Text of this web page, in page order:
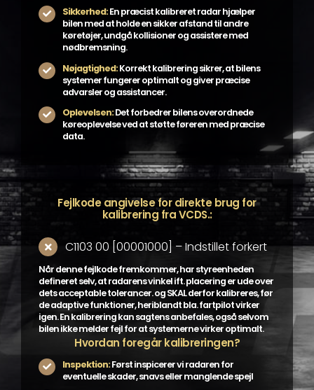
Sikkerhed:En præcist kalibreret radar hjælper
bilen med at holde en sikker afstand til andre
køretøjer, undgå kollisioner og assistere med
nødbremsning.
Nøjagtighed:Korrekt kalibrering sikrer, at bilens
systemer fungerer optimalt og giver præcise
advarsler og assistancer.
Oplevelsen:Det forbedrer bilens overordnede
køreoplevelse ved at støtte føreren med præcise
data.
Fejlkode angivelse for direkte brug for
kalibrering fra VCDS.:
C1103 00 [00001000] – Indstillet forkert
Når denne fejlkode fremkommer, har styreenheden
defineret selv, at radarens vinkel ift. placering er ude over
dets acceptable tolerancer. og SKAL derfor kalibreres, før
de adaptive funktioner, heriblandt bla. fartpilot virker
igen. En kalibrering kan sagtens anbefales, også selvom
bilen ikke melder fejl for at systemerne virker optimalt.
Hvordan foregår kalibreringen?
Inspektion:Først inspicerer vi radaren for
eventuelle skader, snavs eller manglende spejl